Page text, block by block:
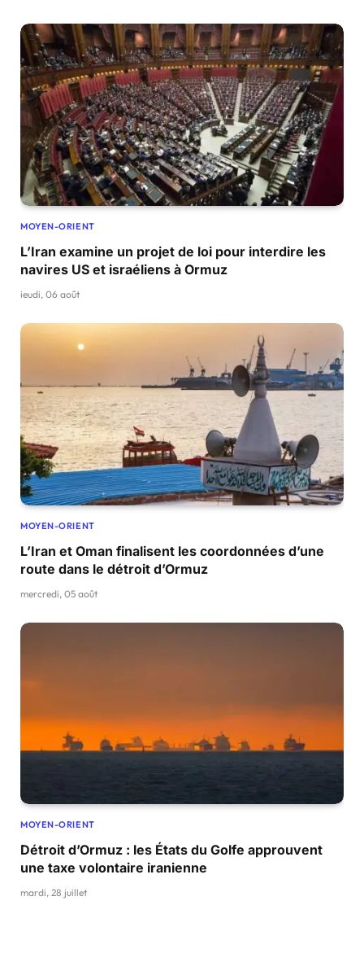
MOYEN-ORIENT
L’Iran examine un projet de loi pour interdire les
navires US et israéliens à Ormuz
jeudi, 06 août
MOYEN-ORIENT
L’Iran et Oman finalisent les coordonnées d’une
route dans le détroit d’Ormuz
mercredi, 05 août
MOYEN-ORIENT
Détroit d’Ormuz : les États du Golfe approuvent
une taxe volontaire iranienne
mardi, 28 juillet